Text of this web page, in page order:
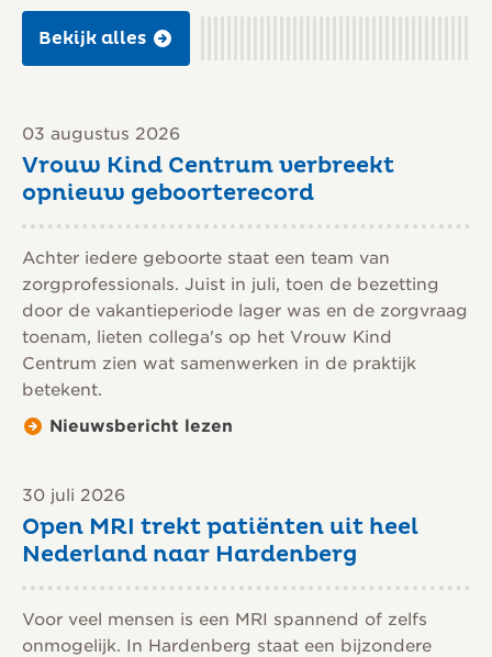
Bekijk alles
03 augustus 2026
Vrouw Kind Centrum verbreekt
opnieuw geboorterecord
Achter iedere geboorte staat een team van
zorgprofessionals. Juist in juli, toen de bezetting
door de vakantieperiode lager was en de zorgvraag
toenam, lieten collega's op het Vrouw Kind
Centrum zien wat samenwerken in de praktijk
betekent.
Nieuwsbericht lezen
30 juli 2026
Open MRI trekt patiënten uit heel
Nederland naar Hardenberg
Voor veel mensen is een MRI spannend of zelfs
onmogelijk. In Hardenberg staat een bijzondere